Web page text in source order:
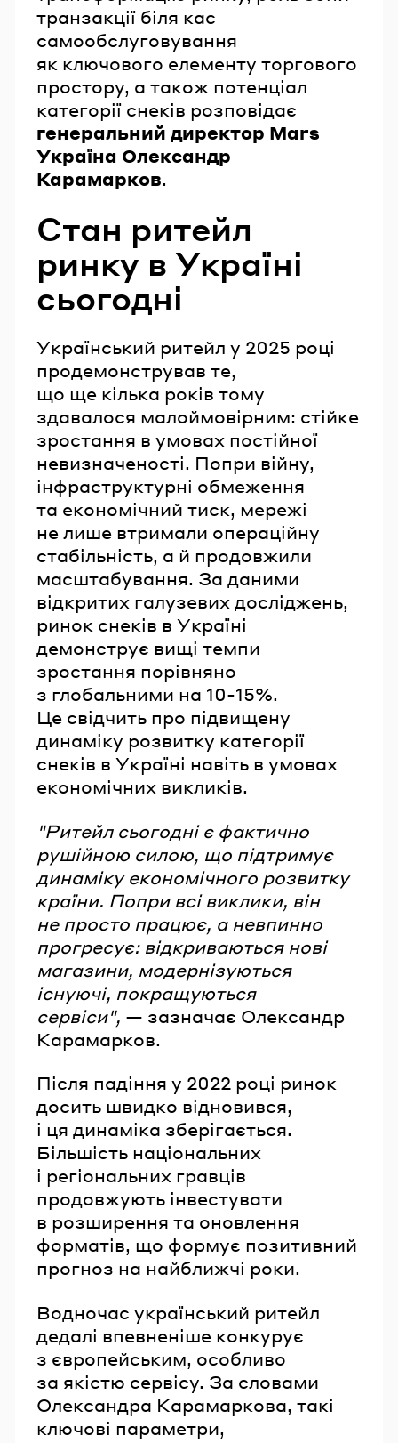
транзакції біля кас
самообслуговування
як ключового елементу торгового
простору, а також потенціал
категорії снеків розповідає
генеральний директор Mars
Україна Олександр
Карамарков.
Стан ритейл
ринку в Україні
сьогодні
Український ритейл у 2025 році
продемонстрував те,
що ще кілька років тому
здавалося малоймовірним: стійке
зростання в умовах постійної
невизначеності. Попри війну,
інфраструктурні обмеження
та економічний тиск, мережі
не лише втримали операційну
стабільність, а й продовжили
масштабування. За даними
відкритих галузевих досліджень,
ринок снеків в Україні
демонструє вищі темпи
зростання порівняно
з глобальними на 10-15%.
Це свідчить про підвищену
динаміку розвитку категорії
снеків в Україні навіть в умовах
економічних викликів.
"Ритейл сьогодні є фактично
рушійною силою, що підтримує
динаміку економічного розвитку
країни. Попри всі виклики, він
не просто працює, а невпинно
прогресує: відкриваються нові
магазини, модернізуються
існуючі, покращуються
сервіси", — зазначає Олександр
Карамарков.
Після падіння у 2022 році ринок
досить швидко відновився,
і ця динаміка зберігається.
Більшість національних
і регіональних гравців
продовжують інвестувати
в розширення та оновлення
форматів, що формує позитивний
прогноз на найближчі роки.
Водночас український ритейл
дедалі впевненіше конкурує
з європейським, особливо
за якістю сервісу. За словами
Олександра Карамаркова, такі
ключові параметри,